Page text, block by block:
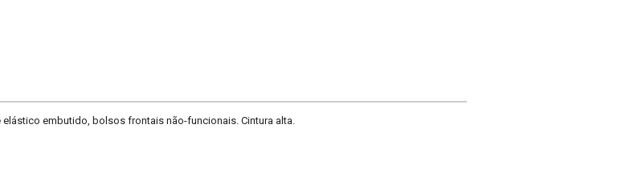
elástico embutido, bolsos frontais não-funcionais. Cintura alta.